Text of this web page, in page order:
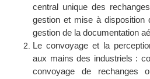
central unique des
gestion et mise à disposition
gestion de la documentation
Le convoyage et la
aux mains des industriels :
convoyage de rechanges